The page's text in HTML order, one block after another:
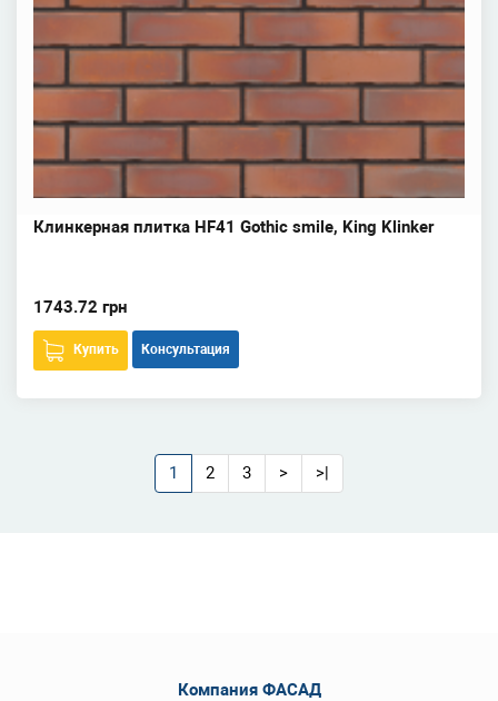
Клинкерная плитка HF41 Gothic smile, King Klinker
1743.72 грн
Купить Консультация
1 2 3 > >|
Компания ФАСАД